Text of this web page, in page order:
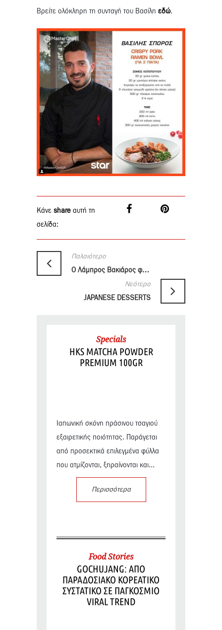
Βρείτε ολόκληρη τη συνταγή του Βασίλη εδώ.
Κάνε share αυτή τη
σελίδα:
Παλαιότερο
O Λάμπρος Βακιάρος φτιάχνει Noodles Stir Fry με την Cardinal Wok Sauce
Νεότερο
JAPANESE DESSERTS
Specials
HKS MATCHA POWDER
PREMIUM 100GR
Ιαπωνική σκόνη πράσινου τσαγιού
εξαιρετικής ποιότητας. Παράγεται
από προσεκτικά επιλεγμένα φύλλα
που ατμίζονται, ξηραίνονται και...
Περισσότερα
Food Stories
GOCHUJANG: ΑΠΟ
ΠΑΡΑΔΟΣΙΑΚΟ ΚΟΡΕΑΤΙΚΟ
ΣΥΣΤΑΤΙΚΟ ΣΕ ΠΑΓΚΟΣΜΙΟ
VIRAL TREND